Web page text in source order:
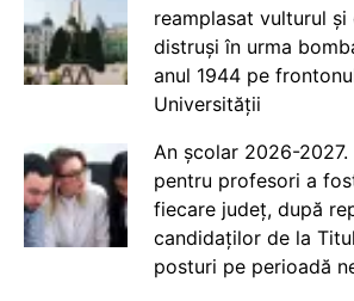
reamplasat vulturul
distruși în urma
anul 1944 pe
Universității
An școlar 2026-
pentru profesori a
fiecare județ, după
candidaților de la
posturi pe perioadă